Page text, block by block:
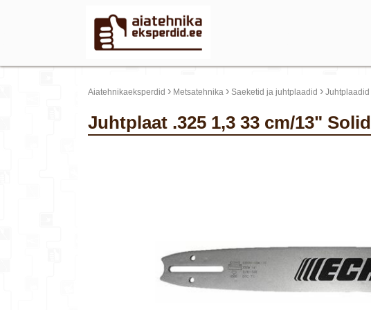
Aiatehnikaeksperdid › Metsatehnika › Saeketid ja juhtplaadid › Juhtplaadid
Juhtplaat .325 1,3 33 cm/13"